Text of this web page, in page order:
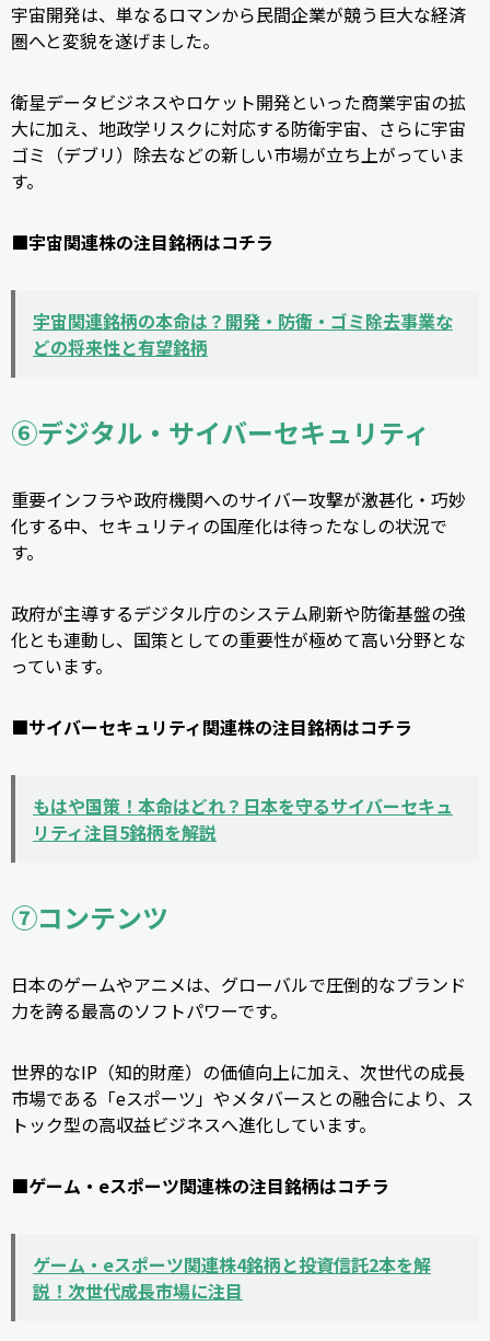
宇宙開発は、単なるロマンから民間企業が競う巨大な経済
圏へと変貌を遂げました。
衛星データビジネスやロケット開発といった商業宇宙の拡
大に加え、地政学リスクに対応する防衛宇宙、さらに宇宙
ゴミ（デブリ）除去などの新しい市場が立ち上がっていま
す。
■宇宙関連株の注目銘柄はコチラ
宇宙関連銘柄の本命は？開発・防衛・ゴミ除去事業な
どの将来性と有望銘柄
⑥デジタル・サイバーセキュリティ
重要インフラや政府機関へのサイバー攻撃が激甚化・巧妙
化する中、セキュリティの国産化は待ったなしの状況で
す。
政府が主導するデジタル庁のシステム刷新や防衛基盤の強
化とも連動し、国策としての重要性が極めて高い分野とな
っています。
■サイバーセキュリティ関連株の注目銘柄はコチラ
もはや国策！本命はどれ？日本を守るサイバーセキュ
リティ注目5銘柄を解説
⑦コンテンツ
日本のゲームやアニメは、グローバルで圧倒的なブランド
力を誇る最高のソフトパワーです。
世界的なIP（知的財産）の価値向上に加え、次世代の成長
市場である「eスポーツ」やメタバースとの融合により、ス
トック型の高収益ビジネスへ進化しています。
■ゲーム・eスポーツ関連株の注目銘柄はコチラ
ゲーム・eスポーツ関連株4銘柄と投資信託2本を解
説！次世代成長市場に注目